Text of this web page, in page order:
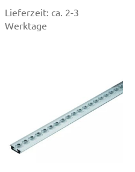
Lieferzeit: ca. 2-3
Werktage